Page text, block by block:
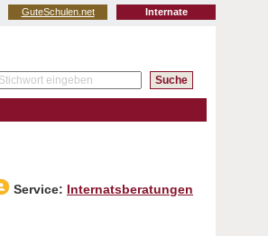
Internate
GuteSchulen.net
Service:
Internatsberatungen